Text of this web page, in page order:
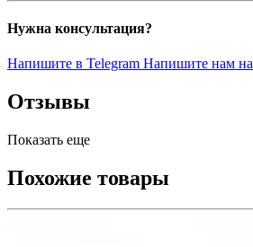
Нужна консультация?
Напишите в Telegram Напишите нам
Отзывы
Показать еще
Похожие товары